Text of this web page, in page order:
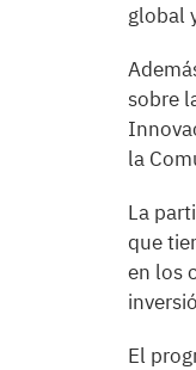
global
sobre
la
La
que
en los
El